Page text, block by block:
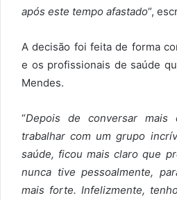
após este tempo afastado“,
A decisão foi feita de forma
e os profissionais de saúde
Mendes.
“Depois de conversar mais
trabalhar com um grupo
saúde, ficou mais claro que
nunca tive pessoalmente,
mais forte. Infelizmente,